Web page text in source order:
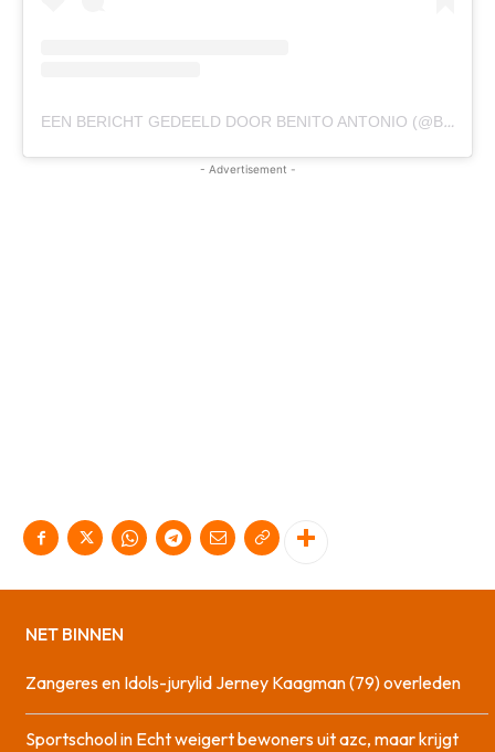
EEN BERICHT GEDEELD DOOR BENITO ANTONIO (@BADBUNNYPR)
- Advertisement -
NET BINNEN
Zangeres en Idols-jurylid Jerney Kaagman (79) overleden
Sportschool in Echt weigert bewoners uit azc, maar krijgt